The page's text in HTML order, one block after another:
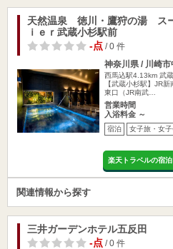
天然温泉 徳川・鷹狩の湯 ス
ｉｅｒ武蔵小杉駅前
-点/ 0 件
神奈川県 / 川崎市
西馬込駅4.13km 武
【武蔵小杉駅】JR
東口（JR南武…
営業時間
入浴料金 ～
宿泊 女子旅・女
楽天トラベルの宿
関連情報から探す
三井ガーデンホテル五反田
-点/ 0 件